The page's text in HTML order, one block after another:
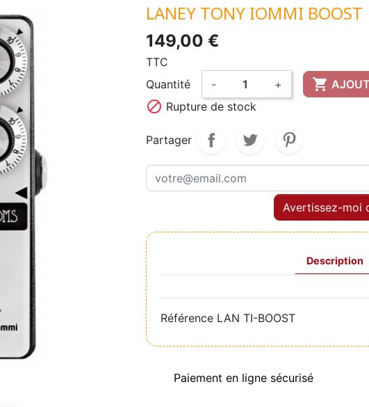
LANEY TONY IOMMI BOOST
149,00 €
TTC
Quantité
- + 
 Rupture de stock
Partager
Avertissez-moi
Description
Référence LAN TI-BOOST
Paiement en ligne sécurisé